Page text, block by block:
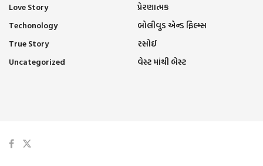
Love Story
Techonology
True Story
Uncategorized
પ્રેરણાત્મક
બોલીવુડ એન્ડ ફિલ્મ્સ
રસોઈ
વેસ્ટ માંથી બેસ્ટ